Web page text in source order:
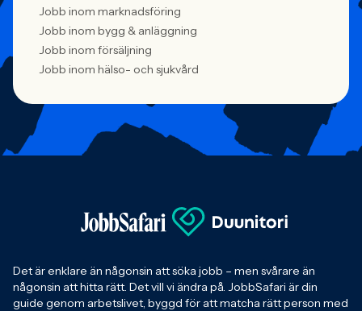
Jobb inom marknadsföring
Jobb inom bygg & anläggning
Jobb inom försäljning
Jobb inom hälso- och sjukvård
Det är enklare än någonsin att söka jobb – men svårare än
någonsin att hitta rätt. Det vill vi ändra på. JobbSafari är din
guide genom arbetslivet, byggd för att matcha rätt person med